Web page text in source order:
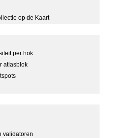
op de Kaart
per hok
atlasblok
validatoren